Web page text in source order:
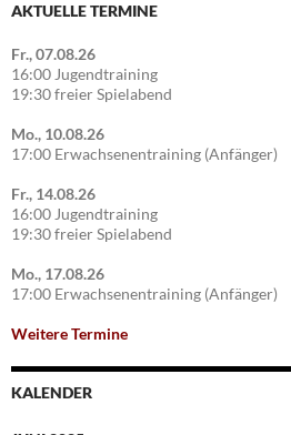
AKTUELLE TERMINE
Fr., 07.08.26
16:00 Jugendtraining
19:30 freier Spielabend
Mo., 10.08.26
17:00 Erwachsenentraining (Anfänger)
Fr., 14.08.26
16:00 Jugendtraining
19:30 freier Spielabend
Mo., 17.08.26
17:00 Erwachsenentraining (Anfänger)
Weitere Termine
KALENDER